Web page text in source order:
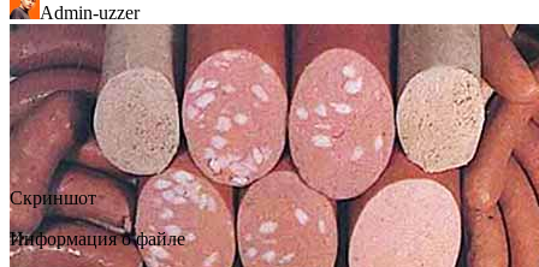
Admin-uzzer
Скриншот
Информация о файле